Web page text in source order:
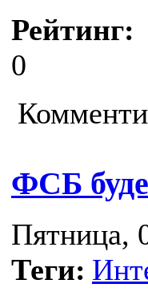
Рейтинг:
0
ФСБ
Пятница,
Теги: